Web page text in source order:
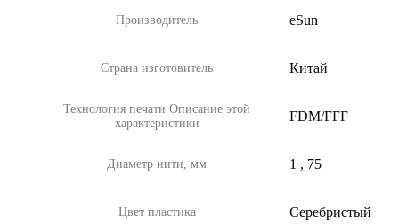
Производитель eSun
Страна изготовитель Китай
Технология печати Описание этой
характеристики
FDM/FFF
Диаметр нити, мм 1 , 75
Цвет пластика Серебристый